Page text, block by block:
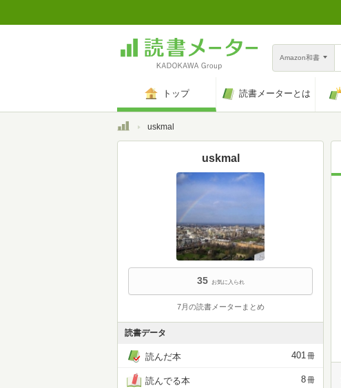
Amazon和書
トップ 読書メーターとは
トップuskmal
uskmal
35 お気に入られ
7月の読書メーターまとめ
読書データ
読んだ本 401冊
読んでる本 8冊